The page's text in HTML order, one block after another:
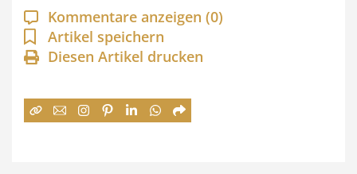
a
n
n
:
Kommentare anzeigen (0)
Artikel speichern
Diesen Artikel drucken